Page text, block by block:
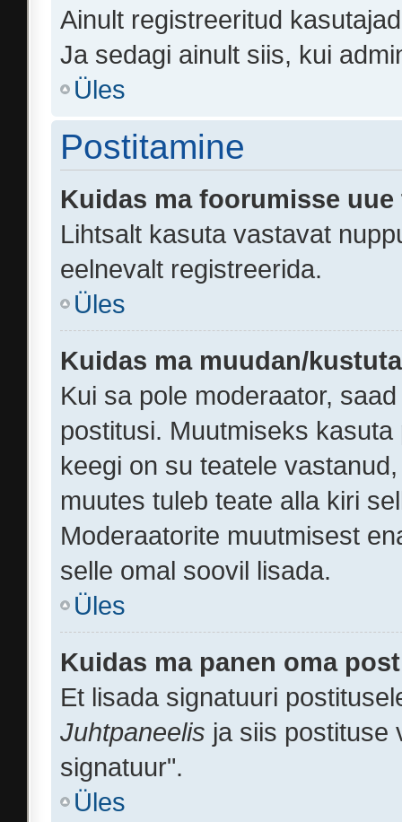
Ainult registreeritud
Ja sedagi ainult siis, kui
Üles
Postitamine
Kuidas ma foorumisse uue
Lihtsalt kasuta vastavat
eelnevalt registreerida.
Üles
Kuidas ma muudan/
Kui sa pole moderaator,
postitusi. Muutmiseks
keegi on su teatele
muutes tuleb teate alla kiri
Moderaatorite muutmisest
selle omal soovil lisada.
Üles
Kuidas ma panen oma
Et lisada signatuuri
Juhtpaneelis ja siis postituse
signatuur".
Üles